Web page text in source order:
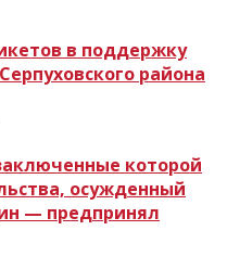
в поддержку
района
которой
осужденный
— предпринял